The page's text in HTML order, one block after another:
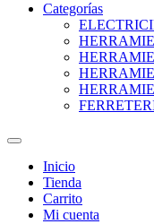
Categorías
Inicio
Tienda
Carrito
Mi cuenta